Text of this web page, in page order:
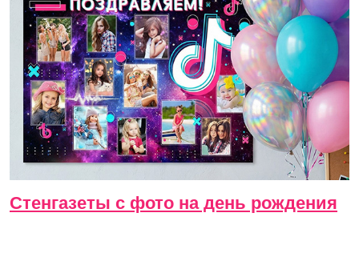
Стенгазеты с фото на день рождения